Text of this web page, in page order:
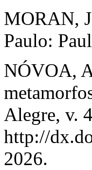
MORAN,
Paulo:
NÓVOA,
Alegre, v.
http://
2026.